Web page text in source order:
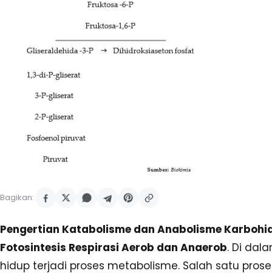
Bagikan:
Pengertian Katabolisme dan Anabolisme
Fotosintesis Respirasi Aerob dan Anaerob. Di
hidup terjadi proses metabolisme. Salah satu